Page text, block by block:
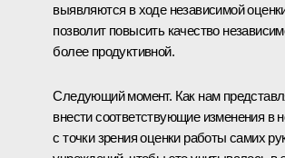
выявляются в ходе независимой
позволит повысить качество
более продуктивной.
Следующий момент. Как нам
внести соответствующие изменения в
с точки зрения оценки работы самих